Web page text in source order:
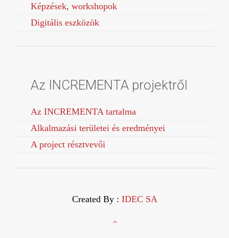
Képzések, workshopok
Digitális eszközök
Az INCREMENTA projektről
Az INCREMENTA tartalma
Alkalmazási területei és eredményei
A project résztvevői
Created By : IDEC SA